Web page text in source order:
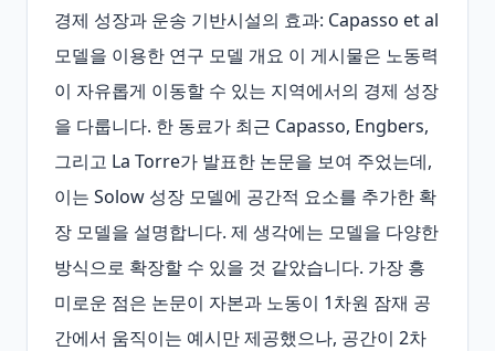
경제 성장과 운송 기반시설의 효과: Capasso et al
모델을 이용한 연구 모델 개요 이 게시물은 노동력
이 자유롭게 이동할 수 있는 지역에서의 경제 성장
을 다룹니다. 한 동료가 최근 Capasso, Engbers,
그리고 La Torre가 발표한 논문을 보여 주었는데,
이는 Solow 성장 모델에 공간적 요소를 추가한 확
장 모델을 설명합니다. 제 생각에는 모델을 다양한
방식으로 확장할 수 있을 것 같았습니다. 가장 흥
미로운 점은 논문이 자본과 노동이 1차원 잠재 공
간에서 움직이는 예시만 제공했으나, 공간이 2차